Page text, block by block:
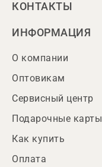
КОНТАКТЫ
ИНФОРМАЦИЯ
О компании
Оптовикам
Сервисный центр
Подарочные карты
Как купить
Оплата